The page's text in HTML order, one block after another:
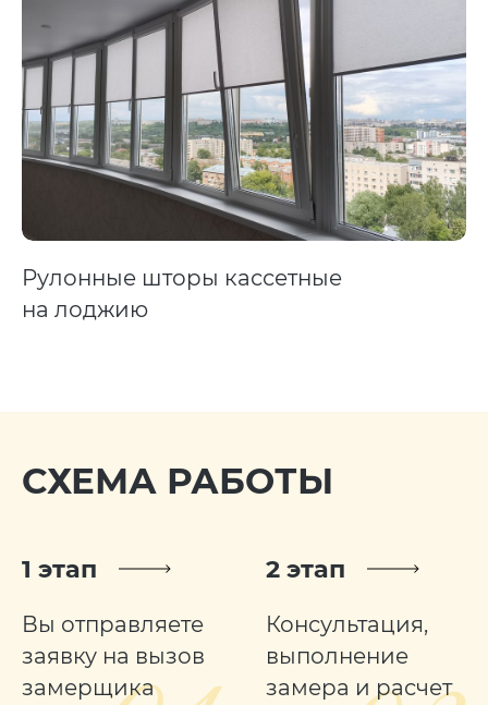
Рулонные шторы кассетные
на лоджию
СХЕМА РАБОТЫ
1 этап
Вы отправляете
заявку на вызов
замерщика
2 этап
Консультация,
выполнение
замера и расчет